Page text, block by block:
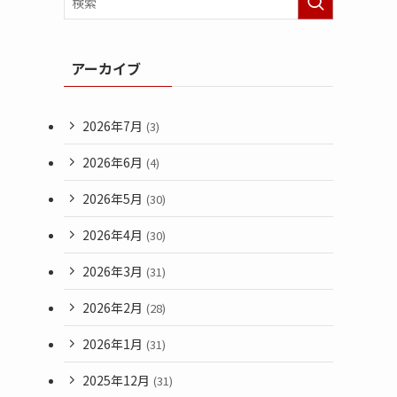
アーカイブ
2026年7月 (3)
2026年6月 (4)
2026年5月 (30)
2026年4月 (30)
2026年3月 (31)
2026年2月 (28)
2026年1月 (31)
2025年12月 (31)